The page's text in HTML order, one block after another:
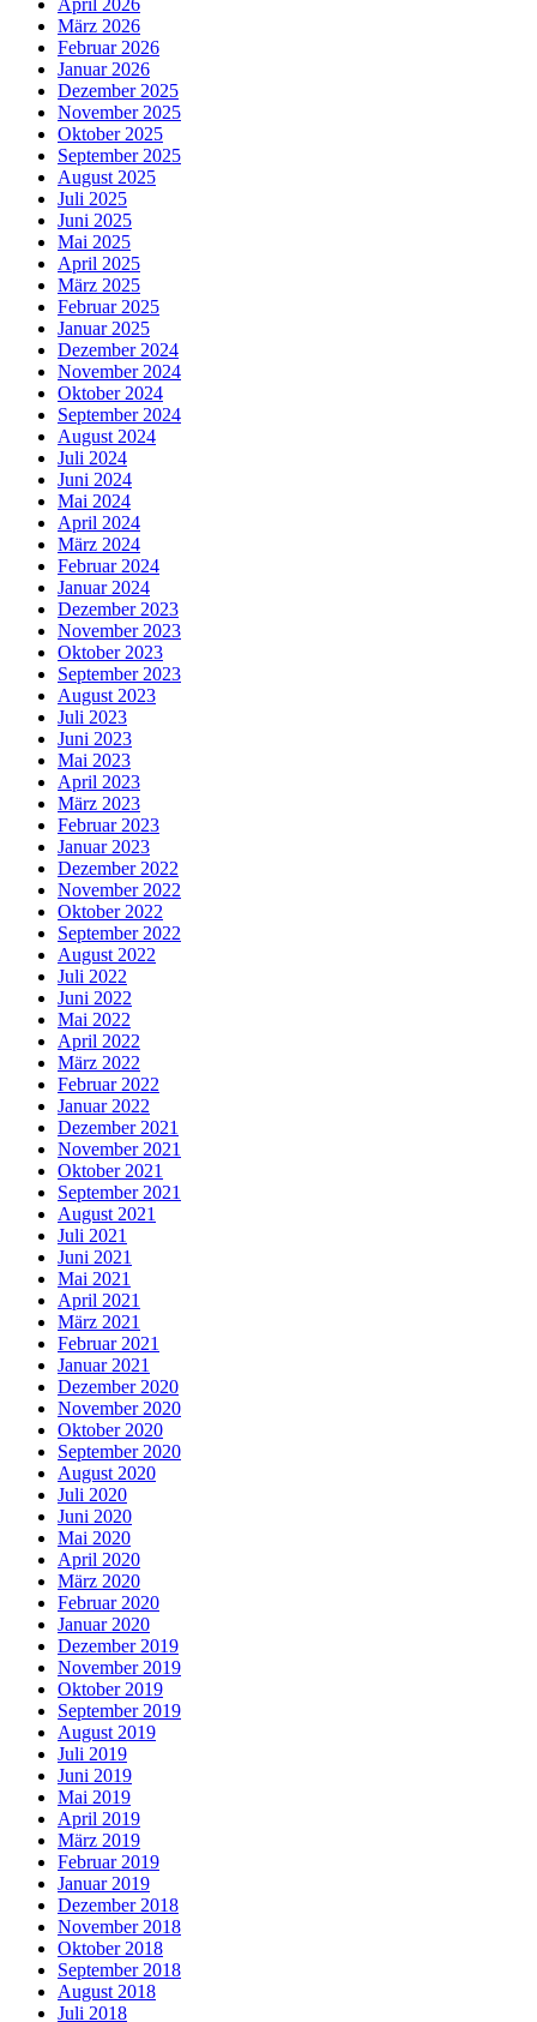
März 2026
Februar 2026
Januar 2026
Dezember 2025
November 2025
Oktober 2025
September 2025
August 2025
Juli 2025
Juni 2025
Mai 2025
April 2025
März 2025
Februar 2025
Januar 2025
Dezember 2024
November 2024
Oktober 2024
September 2024
August 2024
Juli 2024
Juni 2024
Mai 2024
April 2024
März 2024
Februar 2024
Januar 2024
Dezember 2023
November 2023
Oktober 2023
September 2023
August 2023
Juli 2023
Juni 2023
Mai 2023
April 2023
März 2023
Februar 2023
Januar 2023
Dezember 2022
November 2022
Oktober 2022
September 2022
August 2022
Juli 2022
Juni 2022
Mai 2022
April 2022
März 2022
Februar 2022
Januar 2022
Dezember 2021
November 2021
Oktober 2021
September 2021
August 2021
Juli 2021
Juni 2021
Mai 2021
April 2021
März 2021
Februar 2021
Januar 2021
Dezember 2020
November 2020
Oktober 2020
September 2020
August 2020
Juli 2020
Juni 2020
Mai 2020
April 2020
März 2020
Februar 2020
Januar 2020
Dezember 2019
November 2019
Oktober 2019
September 2019
August 2019
Juli 2019
Juni 2019
Mai 2019
April 2019
März 2019
Februar 2019
Januar 2019
Dezember 2018
November 2018
Oktober 2018
September 2018
August 2018
Juli 2018